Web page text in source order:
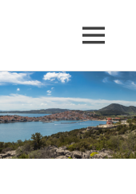
Δημοτική
Κοινότητα
Ερμιόνης
MENU